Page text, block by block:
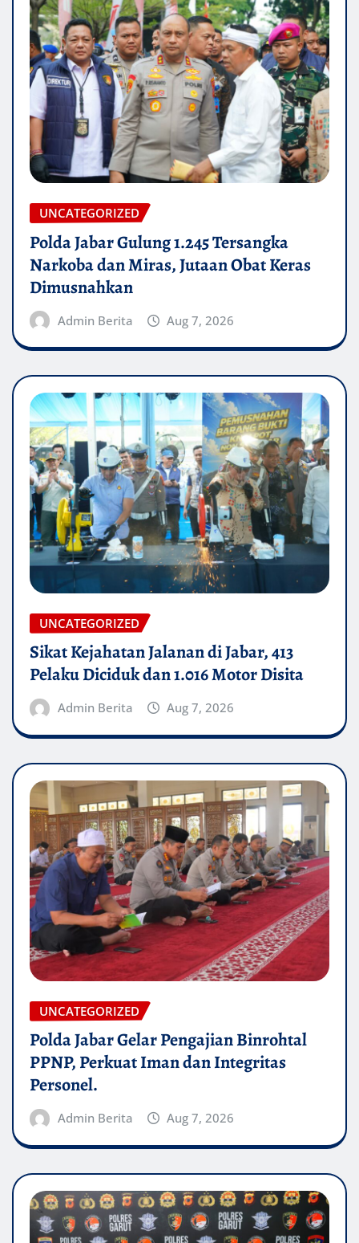
UNCATEGORIZED
Polda Jabar Gulung 1.245 Tersangka
Narkoba dan Miras, Jutaan Obat Keras
Dimusnahkan
Admin Berita Aug 7, 2026
UNCATEGORIZED
Sikat Kejahatan Jalanan di Jabar, 413
Pelaku Diciduk dan 1.016 Motor Disita
Admin Berita Aug 7, 2026
UNCATEGORIZED
Polda Jabar Gelar Pengajian Binrohtal
PPNP, Perkuat Iman dan Integritas
Personel.
Admin Berita Aug 7, 2026